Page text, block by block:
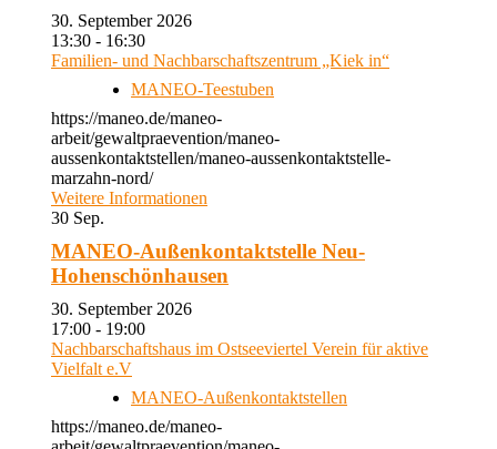
30. September 2026
13:30 - 16:30
Familien- und Nachbarschaftszentrum „Kiek in“
MANEO-Teestuben
https://maneo.de/maneo-
arbeit/gewaltpraevention/maneo-
aussenkontaktstellen/maneo-aussenkontaktstelle-
marzahn-nord/
Weitere Informationen
30 Sep.
MANEO-Außenkontaktstelle Neu-
Hohenschönhausen
30. September 2026
17:00 - 19:00
Nachbarschaftshaus im Ostseeviertel Verein für aktive
Vielfalt e.V
MANEO-Außenkontaktstellen
https://maneo.de/maneo-